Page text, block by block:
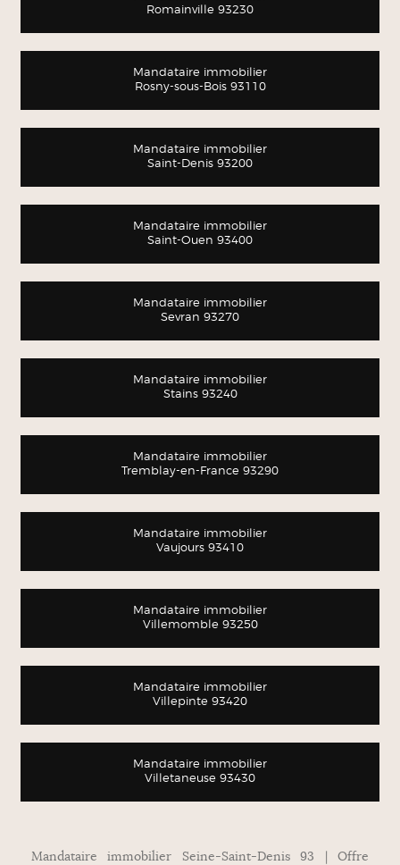
Romainville 93230
Mandataire immobilier
Rosny-sous-Bois 93110
Mandataire immobilier
Saint-Denis 93200
Mandataire immobilier
Saint-Ouen 93400
Mandataire immobilier
Sevran 93270
Mandataire immobilier
Stains 93240
Mandataire immobilier
Tremblay-en-France 93290
Mandataire immobilier
Vaujours 93410
Mandataire immobilier
Villemomble 93250
Mandataire immobilier
Villepinte 93420
Mandataire immobilier
Villetaneuse 93430
Mandataire immobilier Seine-Saint-Denis 93 | Offre